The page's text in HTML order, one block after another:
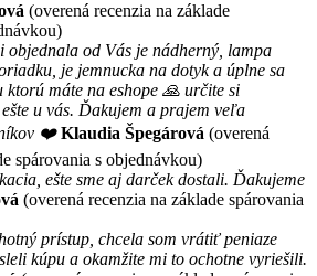
(overená recenzia na základe
objednala od Vás je nádherný, lampa
je jemnucka na dotyk a úplne sa
ktorú máte na eshope 🙏 určite si
u vás. Ďakujem a prajem veľa
❤️ Klaudia Špegárová (overená
spárovania s objednávkou)
ešte sme aj darček dostali. Ďakujeme
(overená recenzia na základe spárovania
prístup, chcela som vrátiť peniaze
kúpu a okamžite mi to ochotne vyriešili.